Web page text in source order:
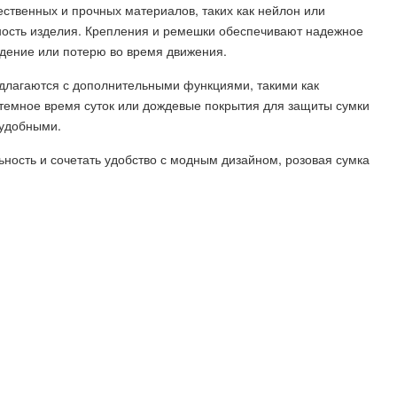
и прочных материалов, таких как нейлон или
изделия. Крепления и ремешки обеспечивают надежное
или потерю во время движения.
с дополнительными функциями, такими как
время суток или дождевые покрытия для защиты сумки
и сочетать удобство с модным дизайном, розовая сумка